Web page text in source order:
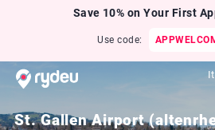
Save 10% on Your First
Use code:
St. Gallen Airport